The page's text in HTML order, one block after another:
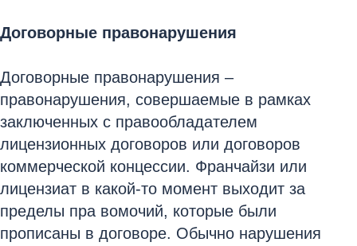
Договорные правонарушения
Договорные правонарушения –
правонарушения, совершаемые в рамках
заключенных с правообладателем
лицензионных договоров или договоров
коммерческой концессии. Франчайзи или
лицензиат в какой-то момент выходит за
пределы пра вомочий, которые были
прописаны в договоре. Обычно нарушения